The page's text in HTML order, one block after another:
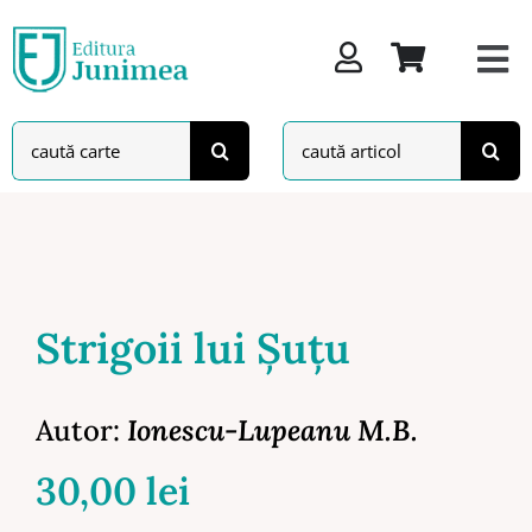
to
content
Search
for:
Search
for:
Strigoii lui Şuţu
Autor: Ionescu-Lupeanu M.B.
30,00 lei